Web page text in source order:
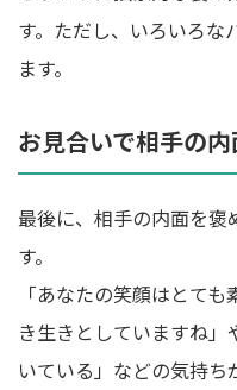
す。ただし、いろいろな
ます。
お見合いで相手の
最後に、相手の内面を褒
す。
「あなたの笑顔はとて
き生きとしていますね
いている」などの気持